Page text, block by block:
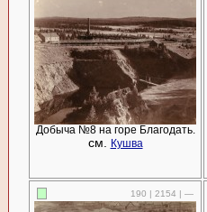
Добыча №8 на горе Благодать.
см. Кушва
190 | 2154 | —